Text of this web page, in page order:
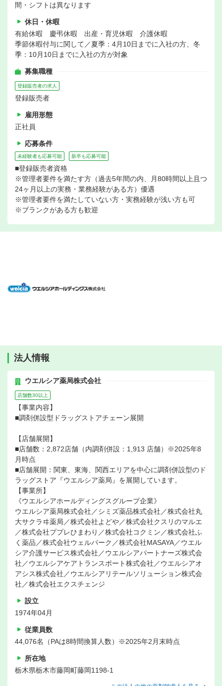
間・シフトは異なります
休日・休暇
有給休暇 慶弔休暇 出産・育児休暇 介護休暇
季節休暇付与に関して／夏季：4月10日までに入社の方、冬
季：10月10日までに入社の方が対象
募集職種
登録販売者の求人
登録販売者
雇用形態
正社員
応募条件
未経験者も応募可能 新卒も応募可能
■登録販売者資格
※管理者要件を満たす方（過去5年間の内、月80時間以上且つ
24ヶ月以上の実務・業務経験がある方）優遇
※管理者要件を満たしていない方・実務経験が浅い方も可
※ブランクがある方も歓迎
法人情報
ウエルシア薬局株式会社
店舗数30以上
【事業内容】
■調剤併設型ドラッグストアチェーン展開
【店舗展開】
■店舗数：2,872店舗（内調剤併設：1,913 店舗）※2025年8
月時点
■店舗展開：関東、東海、関西エリアを中心に調剤併設型のド
ラッグストア『ウエルシア薬局』を展開しています。
【事業所】
《ウエルシアホールディングスグループ企業》
ウエルシア薬局株式会社／シミズ薬品株式会社／株式会社丸
大サクラヰ薬局／株式会社よどや／株式会社クスリのマルエ
／株式会社ププレひまわり／株式会社コクミン／株式会社ふ
く薬品／株式会社ウェルパーク／株式会社MASAYA／ウエル
シア介護サービス株式会社／ウエルシアパートナーズ株式会
社／ウエルシアケアトランスポート株式会社／ウエルシアオ
アシス株式会社／ウエルシアリテールソリューション株式会
社／株式会社エクスチェンジ
設立
1974年04月
従業員数
44,076名（PAは8時間換算人数）※2025年2月末時点
所在地
栃木県栃木市藤岡町藤岡1198-1